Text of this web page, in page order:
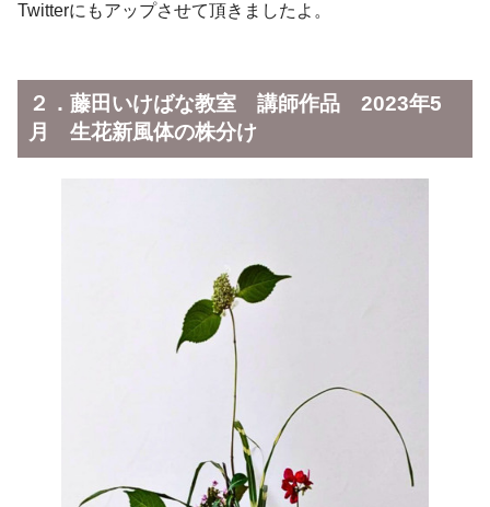
Twitterにもアップさせて頂きましたよ。
２．藤田いけばな教室 講師作品 2023年5
月 生花新風体の株分け